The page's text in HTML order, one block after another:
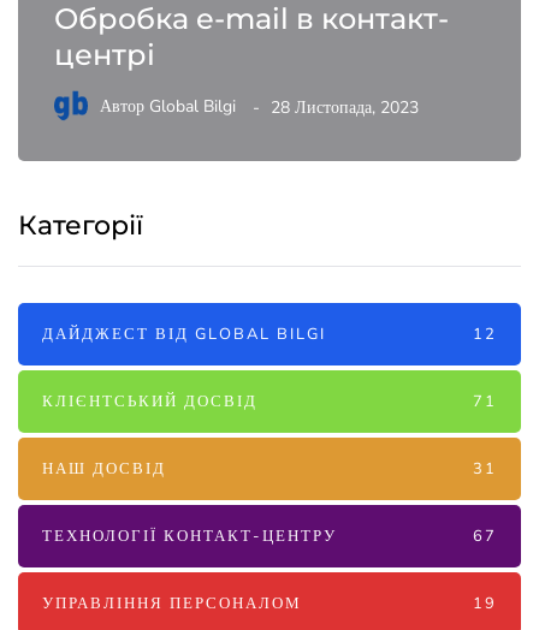
Обробка e-mail в контакт-
центрі
Автор Global Bilgi 28 Листопада, 2023
Категорії
ДАЙДЖЕСТ ВІД GLOBAL BILGI 12
КЛІЄНТСЬКИЙ ДОСВІД 71
НАШ ДОСВІД 31
ТЕХНОЛОГІЇ КОНТАКТ-ЦЕНТРУ 67
УПРАВЛІННЯ ПЕРСОНАЛОМ 19